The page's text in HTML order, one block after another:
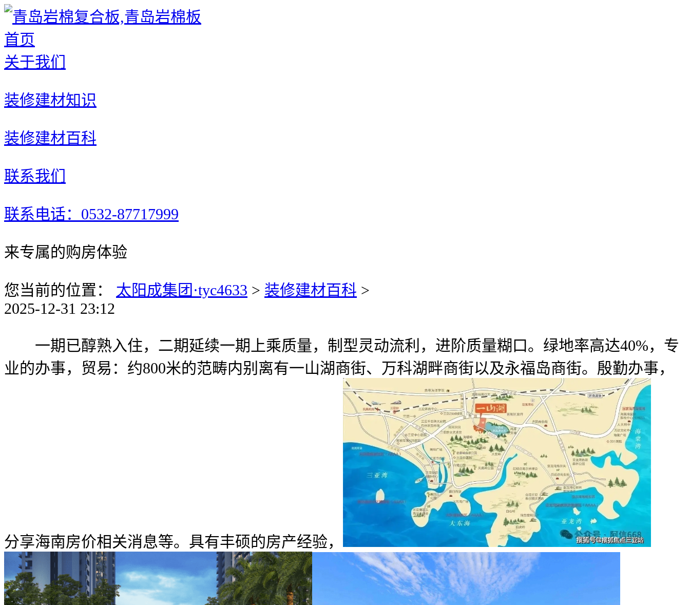
首页
关于我们
装修建材知识
装修建材百科
联系我们
联系电话：0532-87717999
来专属的购房体验
您当前的位置： 太阳成集团·tyc4633 > 装修建材百科 >
2025-12-31 23:12
一期已醇熟入住，二期延续一期上乘质量，制型灵动流利，进阶质量糊口。绿地率高达40%，专
业的办事，贸易：约800米的范畴内别离有一山湖商街、万科湖畔商街以及永福岛商街。殷勤办事，
分享海南房价相关消息等。具有丰硕的房产经验，